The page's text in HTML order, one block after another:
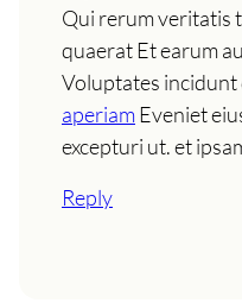
Qui rerum veritatis
quaerat Et earum
Voluptates
aperiamEveniet
excepturi ut. et
Reply